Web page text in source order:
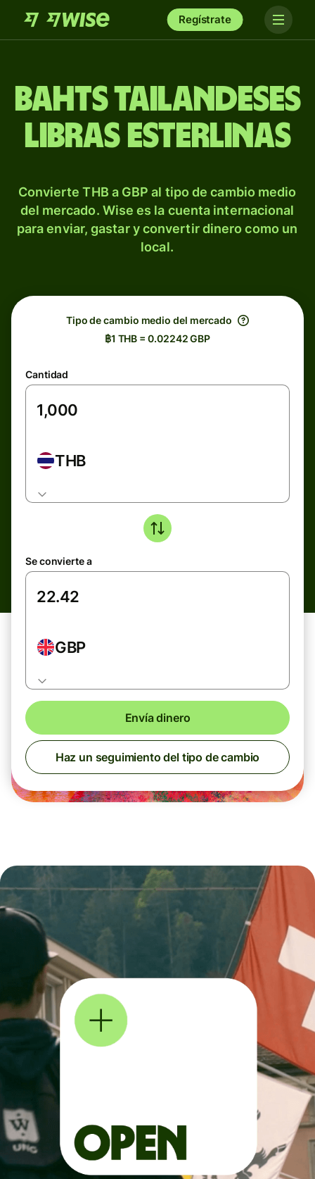
Regístrate
Bahts tailandeses
libras esterlinas
Convierte THB a GBP al tipo de cambio medio
del mercado. Wise es la cuenta internacional
para enviar, gastar y convertir dinero como un
local.
Tipo de cambio medio del mercado
฿1 THB = 0.02242 GBP
Cantidad
THB
Se convierte a
GBP
Envía dinero
Haz un seguimiento del tipo de cambio